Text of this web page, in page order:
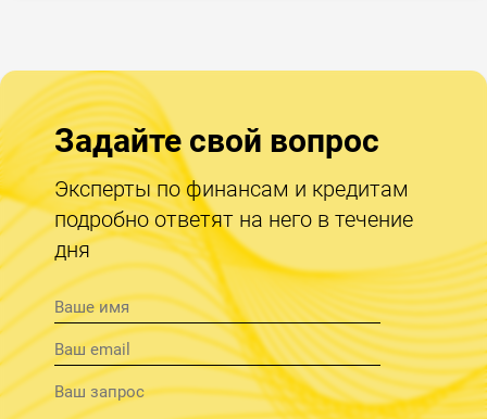
Задайте свой вопрос
Эксперты по финансам и кредитам
подробно ответят на него в течение
дня